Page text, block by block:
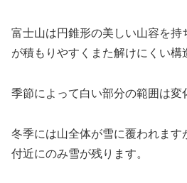
富士山は円錐形の美しい山容を持
が積もりやすくまた解けにくい構
季節によって白い部分の範囲は変
冬季には山全体が雪に覆われます
付近にのみ雪が残ります。